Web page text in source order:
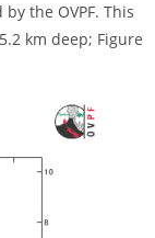
the OVPF. This
km deep; Figure